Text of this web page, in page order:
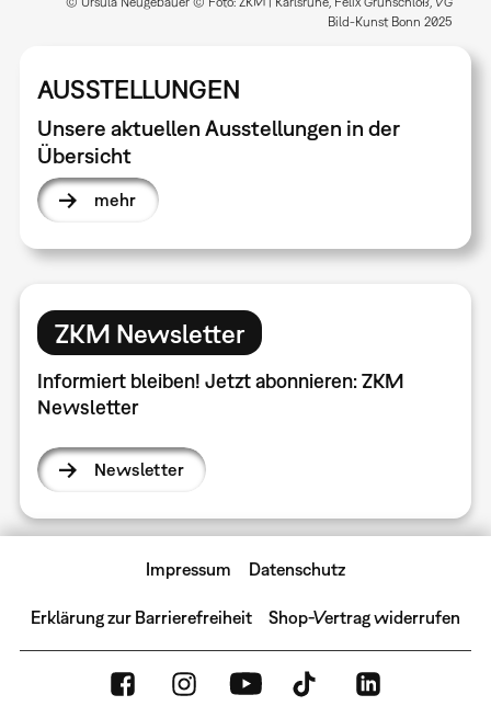
AUSSTELLUNGEN
Unsere aktuellen Ausstellungen in der
Übersicht
mehr
Bild-Kunst Bonn 2025
ZKM Newsletter
Informiert bleiben! Jetzt abonnieren: ZKM
Newsletter
Newsletter
Impressum Datenschutz
Erklärung zur Barrierefreiheit Shop-Vertrag widerrufen